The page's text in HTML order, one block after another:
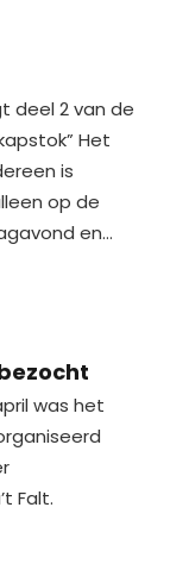
deel 2 van de
Het
is
op de
en…
was het
sa’t Falt.